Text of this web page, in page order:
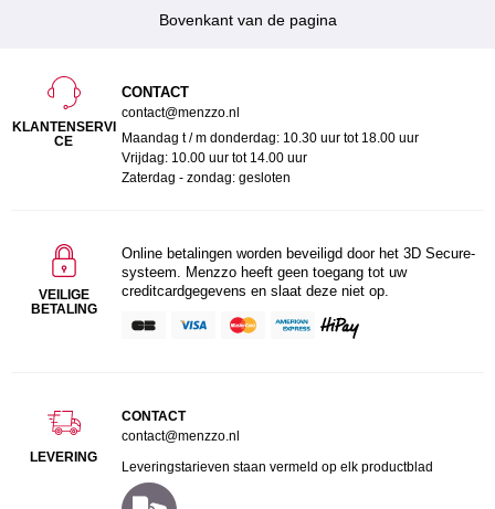
Bovenkant van de pagina
KLANTENSERVI
CE
CONTACT
contact@menzzo.nl
Maandag t / m donderdag: 10.30 uur tot 18.00 uur
Vrijdag: 10.00 uur tot 14.00 uur
Zaterdag - zondag: gesloten
VEILIGE
BETALING
Online betalingen worden beveiligd door het 3D Secure-
systeem. Menzzo heeft geen toegang tot uw
creditcardgegevens en slaat deze niet op.
LEVERING
CONTACT
contact@menzzo.nl
Leveringstarieven staan vermeld op elk productblad